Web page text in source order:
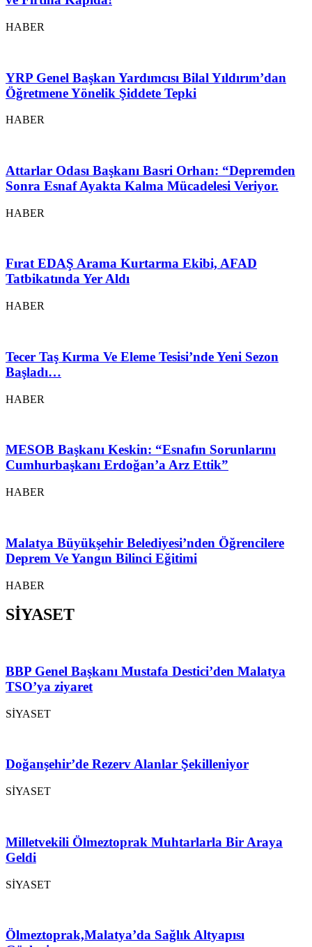
HABER
YRP Genel Başkan Yardımcısı Bilal Yıldırım’dan
Öğretmene Yönelik Şiddete Tepki
HABER
Attarlar Odası Başkanı Basri Orhan: “Depremden
Sonra Esnaf Ayakta Kalma Mücadelesi Veriyor.
HABER
Fırat EDAŞ Arama Kurtarma Ekibi, AFAD
Tatbikatında Yer Aldı
HABER
Tecer Taş Kırma Ve Eleme Tesisi’nde Yeni Sezon
Başladı…
HABER
MESOB Başkanı Keskin: “Esnafın Sorunlarını
Cumhurbaşkanı Erdoğan’a Arz Ettik”
HABER
Malatya Büyükşehir Belediyesi’nden Öğrencilere
Deprem Ve Yangın Bilinci Eğitimi
HABER
SİYASET
BBP Genel Başkanı Mustafa Destici’den Malatya
TSO’ya ziyaret
SİYASET
Doğanşehir’de Rezerv Alanlar Şekilleniyor
SİYASET
Milletvekili Ölmeztoprak Muhtarlarla Bir Araya
Geldi
SİYASET
Ölmeztoprak,Malatya’da Sağlık Altyapısı